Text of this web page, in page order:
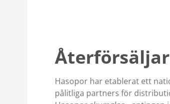
Hasopor har etablerat ett
pålitliga partners för